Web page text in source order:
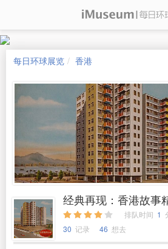
每日环球展览 香港
经典再现：香港故事
排队时间 1
30 记录 46 想去